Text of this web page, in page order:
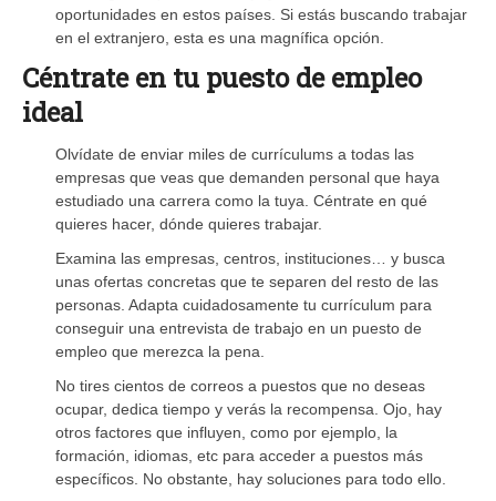
oportunidades en estos países. Si estás buscando trabajar
en el extranjero, esta es una magnífica opción.
Céntrate en tu puesto de empleo
ideal
Olvídate de enviar miles de currículums a todas las
empresas que veas que demanden personal que haya
estudiado una carrera como la tuya. Céntrate en qué
quieres hacer, dónde quieres trabajar.
Examina las empresas, centros, instituciones… y busca
unas ofertas concretas que te separen del resto de las
personas. Adapta cuidadosamente tu currículum para
conseguir una entrevista de trabajo en un puesto de
empleo que merezca la pena.
No tires cientos de correos a puestos que no deseas
ocupar, dedica tiempo y verás la recompensa. Ojo, hay
otros factores que influyen, como por ejemplo, la
formación, idiomas, etc para acceder a puestos más
específicos. No obstante, hay soluciones para todo ello.